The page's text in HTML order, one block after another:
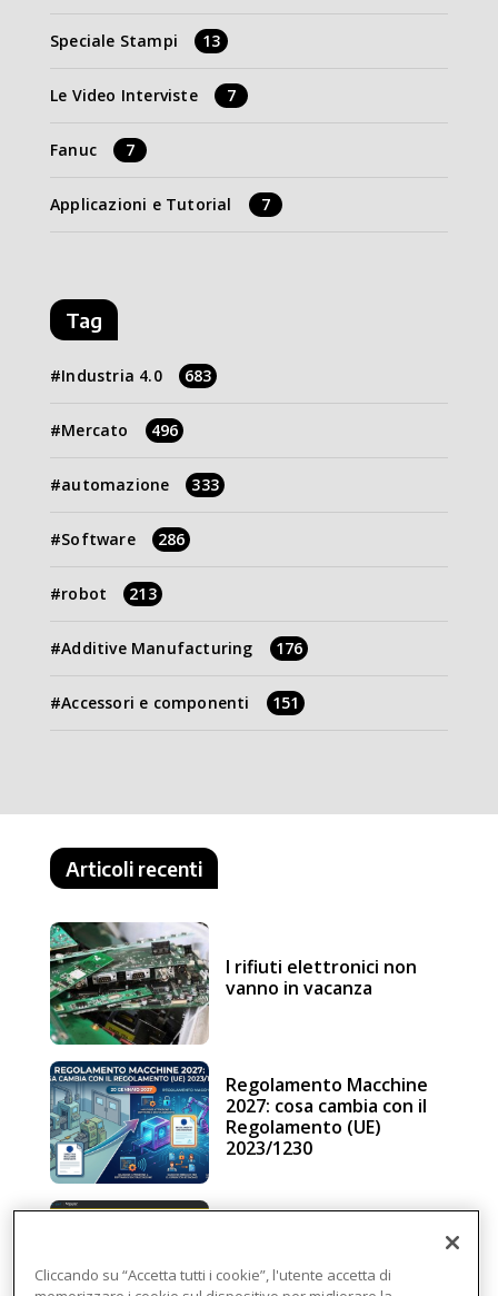
Speciale Stampi 13
Le Video Interviste 7
Fanuc 7
Applicazioni e Tutorial 7
Tag
Industria 4.0 683
Mercato 496
automazione 333
Software 286
robot 213
Additive Manufacturing 176
Accessori e componenti 151
Articoli recenti
I rifiuti elettronici non
vanno in vacanza
Regolamento Macchine
2027: cosa cambia con il
Regolamento (UE)
2023/1230
intelligenza in cloud
Cliccando su “Accetta tutti i cookie”, l'utente accetta di